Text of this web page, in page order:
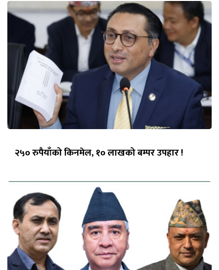
२५० रुपैयाँको किनमेल, १० लाखको बम्पर उपहार !